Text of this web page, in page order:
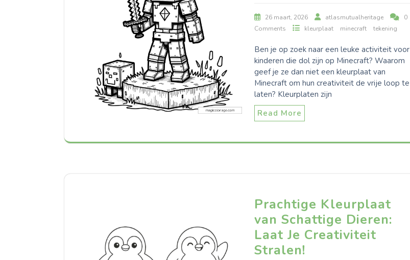
26 maart, 2026 atlasmutualheritage
0
Comments
kleurplaat minecraft tekening
Ben je op zoek naar een leuke activiteit voor
kinderen die dol zijn op Minecraft? Waarom
geef je ze dan niet een kleurplaat van
Minecraft om hun creativiteit de vrije loop te
laten? Kleurplaten zijn
Read More
Prachtige Kleurplaat
van Schattige Dieren:
Laat Je Creativiteit
Stralen!